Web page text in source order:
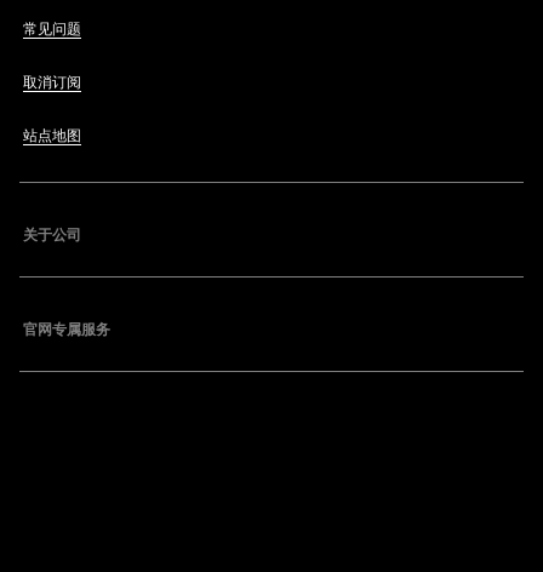
常见问题
取消订阅
站点地图
关于公司
官网专属服务